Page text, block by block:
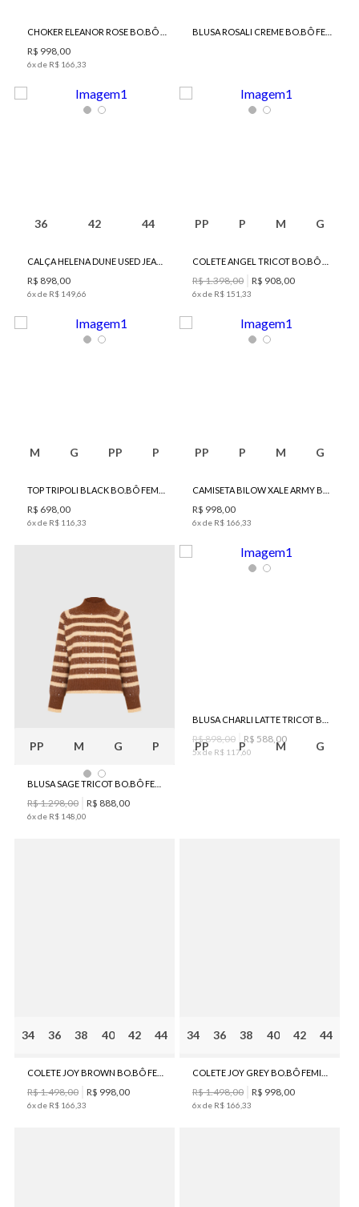
R$ 998 00
6x de R$ 166 33
36 42 44
R$ 898 00
6x de R$ 14966
PP P M G
R$1.398,00 R$ 908 00
6x de R$ 151 33
M G PP P
R$ 698,00
6x de R$ 116 33
PP P M G
R$ 998,00
6x de R$ 166 33
PP M G P
R$1.298,00 R$ 888 00
6x de R$ 148 00
PP P M G
R$898,00 R$ 588 00
5x de R$ 117,60
34 36 38 40 42 44
R$1.498,00 R$ 998,00
6x de R$ 166 33
34 36 38 40 42 44
R$1.498,00 R$ 998,00
6x de R$ 166 33